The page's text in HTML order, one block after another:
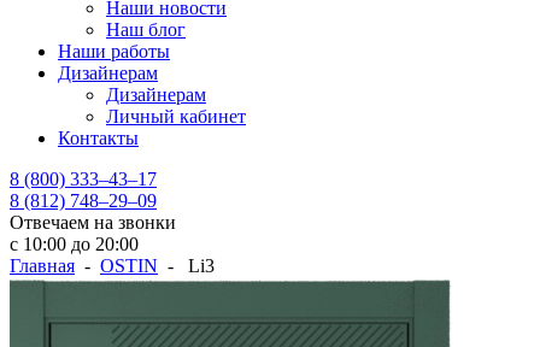
Наши новости
Наш блог
Наши работы
Дизайнерам
Дизайнерам
Личный кабинет
Контакты
8 (800) 333–43–17
8 (812) 748–29–09
Отвечаем на звонки
с 10:00 до 20:00
Главная - OSTIN - Li3